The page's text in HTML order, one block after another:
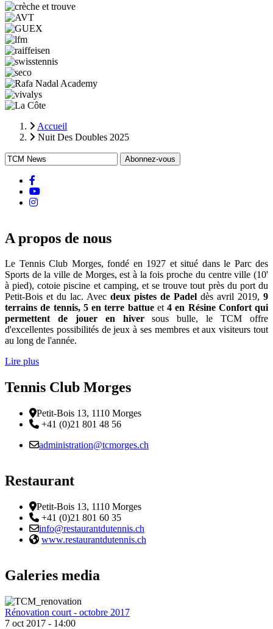
Fil
d'Ariane
Accueil
Nuit Des Doubles 2025
Youtube
instagram
A propos de nous
Le Tennis Club Morges, fondé en 1927 et situé dans le Parc des
Sports de la ville de Morges, est à la fois proche du centre ville (10'
à pied), cotoie piscine et camping, et se trouve tout près du port du
Petit-Bois et du lac. Avec deux pistes de Padel dès avril 2019, 9
terrains de tennis, 5 en terre battueet 4 en Résine Confort qui
permettent de jouer en hiversous bulle, le TCM offre
d'excellentes possibilités de jeux à ses membres et aux visiteurs tout
au long de l'année.
Lire plus
Tennis Club Morges
Adresse
Petit-Bois 13, 1110 Morges
Téléphone:
+41 (0)21 801 48 56
Email :
administration@tcmorges.ch
Restaurant
Adresse
Petit-Bois 13, 1110 Morges
Téléphone:
+41 (0)21 801 60 35
Email :
info@restaurantdutennis.ch
Site web:
www.restaurantdutennis.ch
Galeries media
Rénovation court - octobre 2017
7 oct 2017 - 14:00